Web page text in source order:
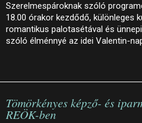
Szerelmespároknak szóló
18.00 órakor kezdődő, különleges
romantikus palotasétával és
szóló élménnyé az idei Valentin-
Tömörkényes képző- és
REÖK-ben